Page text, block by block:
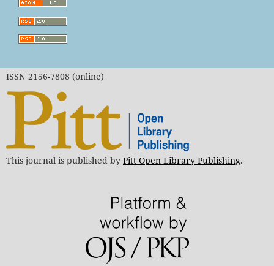
ISSN 2156-7808 (online)
This journal is published by Pitt Open Library Publishing.